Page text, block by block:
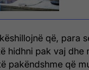
që, para
hidhni pak vaj
pakëndshme që